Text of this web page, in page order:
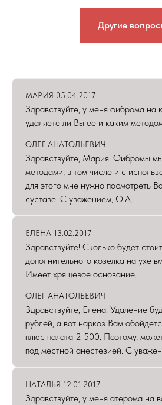
Другие
МАРИЯ 05.04.2017
Здравствуйте, у меня фиброма на
удаляете ли Вы ее и каким
ОЛЕГ АНАТОЛЬЕВИЧ
Здравствуйте, Мария! Фибромы
методами, в том числе и с
для этого мне нужно посмотреть
суставе. С уважением, О.А.
ЕЛЕНА 13.02.2017
Здравствуйте! Сколько будет
дополнительного козелка на ухе
Имеет хрящевое основание.
ОЛЕГ АНАТОЛЬЕВИЧ
Здравствуйте, Елена! Удаление
рублей, а вот наркоз Вам
плюс палата 2 500. Поэтому,
под местной анестезией. С
НАТАЛЬЯ 12.01.2017
Здравствуйте, у меня атерома на